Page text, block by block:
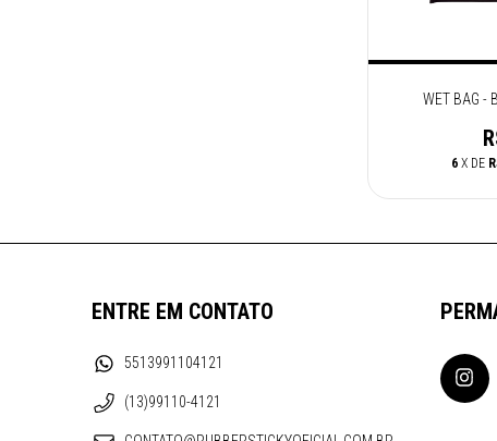
WET BAG -
6 X DE
ENTRE EM CONTATO
5513991104121
(13)99110-4121